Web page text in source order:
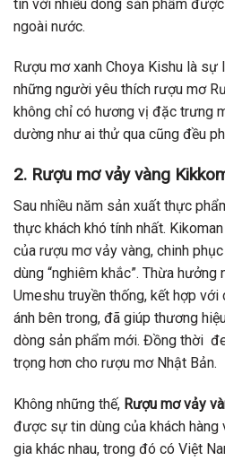
tín với nhiều dòng sản phẩm
ngoài nước.
Rượu mơ xanh Choya Kishu là
những người yêu thích rượu mơ
không chỉ có hương vị đặc trưng
dường như ai thử qua cũng đều
2. Rượu mơ vảy vàng
Sau nhiều năm sản xuất thực
thực khách khó tính nhất.
của rượu mơ vảy vàng, chinh
dùng “nghiêm khắc”. Thừa
Umeshu truyền thống, kết hợp với
ánh bên trong, đã giúp thương
dòng sản phẩm mới. Đồng thời
trọng hơn cho rượu mơ Nhật Bản.
Không những thế, Rượu mơ vảy
được sự tin dùng của khách hàng
gia khác nhau, trong đó có Việt